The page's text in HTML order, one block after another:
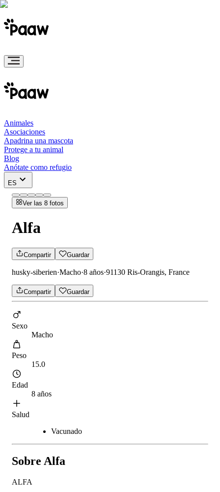
Animales
Asociaciones
Apadrina una mascota
Protege a tu animal
Blog
Anótate como refugio
ES
Ver las 8 fotos
Alfa
Compartir Guardar
husky-siberien·Macho·8 años·91130 Ris-Orangis, France
Compartir Guardar
Sexo
Macho
Peso
15.0
Edad
8 años
Salud
Vacunado
Sobre Alfa
ALFA